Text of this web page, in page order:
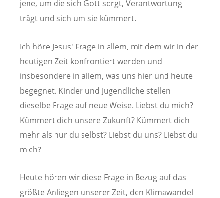
jene, um die sich Gott sorgt, Verantwortung
trägt und sich um sie kümmert.
Ich höre Jesus' Frage in allem, mit dem wir in der
heutigen Zeit konfrontiert werden und
insbesondere in allem, was uns hier und heute
begegnet. Kinder und Jugendliche stellen
dieselbe Frage auf neue Weise. Liebst du mich?
Kümmert dich unsere Zukunft? Kümmert dich
mehr als nur du selbst? Liebst du uns? Liebst du
mich?
Heute hören wir diese Frage in Bezug auf das
größte Anliegen unserer Zeit, den Klimawandel